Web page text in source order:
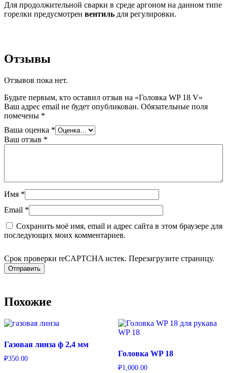
Для продолжительной сварки в среде аргоном на данном типе
горелки предусмотрен вентиль для регулировки.
Отзывы
Отзывов пока нет.
Будьте первым, кто оставил отзыв на «Головка WP 18 V»
Ваш адрес email не будет опубликован. Обязательные поля
помечены *
Ваша оценка *
Ваш отзыв *
Имя *
Email *
Сохранить моё имя, email и адрес сайта в этом браузере для
последующих моих комментариев.
Срок проверки reCAPTCHA истек. Перезагрузите страницу.
Похожие
Газовая линза ф 2,4 мм
₽350.00
Головка WP 18
₽1,000.00